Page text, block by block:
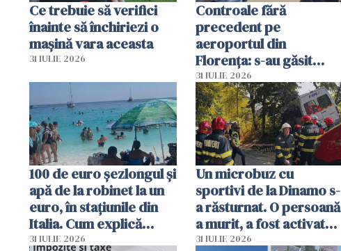
Ce trebuie să verifici
înainte să închiriezi o
mașină vara aceasta
31 IULIE 2026
Controale fără
precedent pe
aeroportul din
Florența: s-au găsit
capete de aligator și o
sumă imensă de bani
31 IULIE 2026
100 de euro șezlongul și
apă de la robinet la un
euro, în stațiunile din
Italia. Cum explică
autoritățile
31 IULIE 2026
Un microbuz cu
sportivi de la Dinamo s-
a răsturnat. O persoană
a murit, a fost activat
planul roșu de
31 IULIE 2026